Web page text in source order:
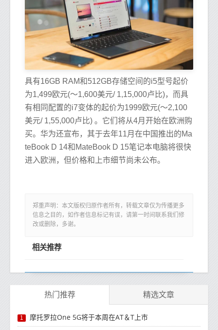
具有16GB RAM和512GB存储空间的i5型号起价
为1,499欧元(〜1,600美元/ 1,15,000卢比)，而具
有相同配置的i7变体的起价为1999欧元(〜2,100
美元/ 1,55,000卢比) 。它们将从4月开始在欧洲购
买。华为还宣布，其于去年11月在中国推出的Ma
teBook D 14和MateBook D 15笔记本电脑将很快
进入欧洲，但价格和上市细节尚未公布。
郑重声明：本文版权归原作者所有，转载文章仅为传播更多
信息之目的，如作者信息标记有误，请第一时间联系我们修
改或删除，多谢。
相关推荐
热门推荐 精选文章
1 摩托罗拉One 5G将于本周在AT＆T上市